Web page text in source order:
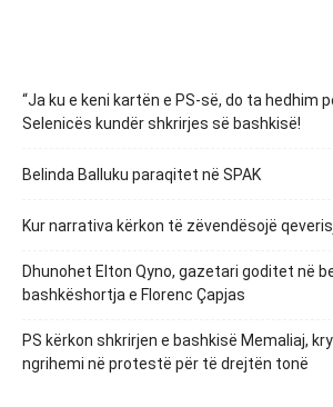
“Ja ku e keni kartën e PS-së, do ta hedhim
Selenicës kundër shkrirjes së bashkisë!
Belinda Balluku paraqitet në SPAK
Kur narrativa kërkon të zëvendësojë
Dhunohet Elton Qyno, gazetari goditet në
bashkëshortja e Florenc Çapjas
PS kërkon shkrirjen e bashkisë Memaliaj,
ngrihemi në protestë për të drejtën tonë